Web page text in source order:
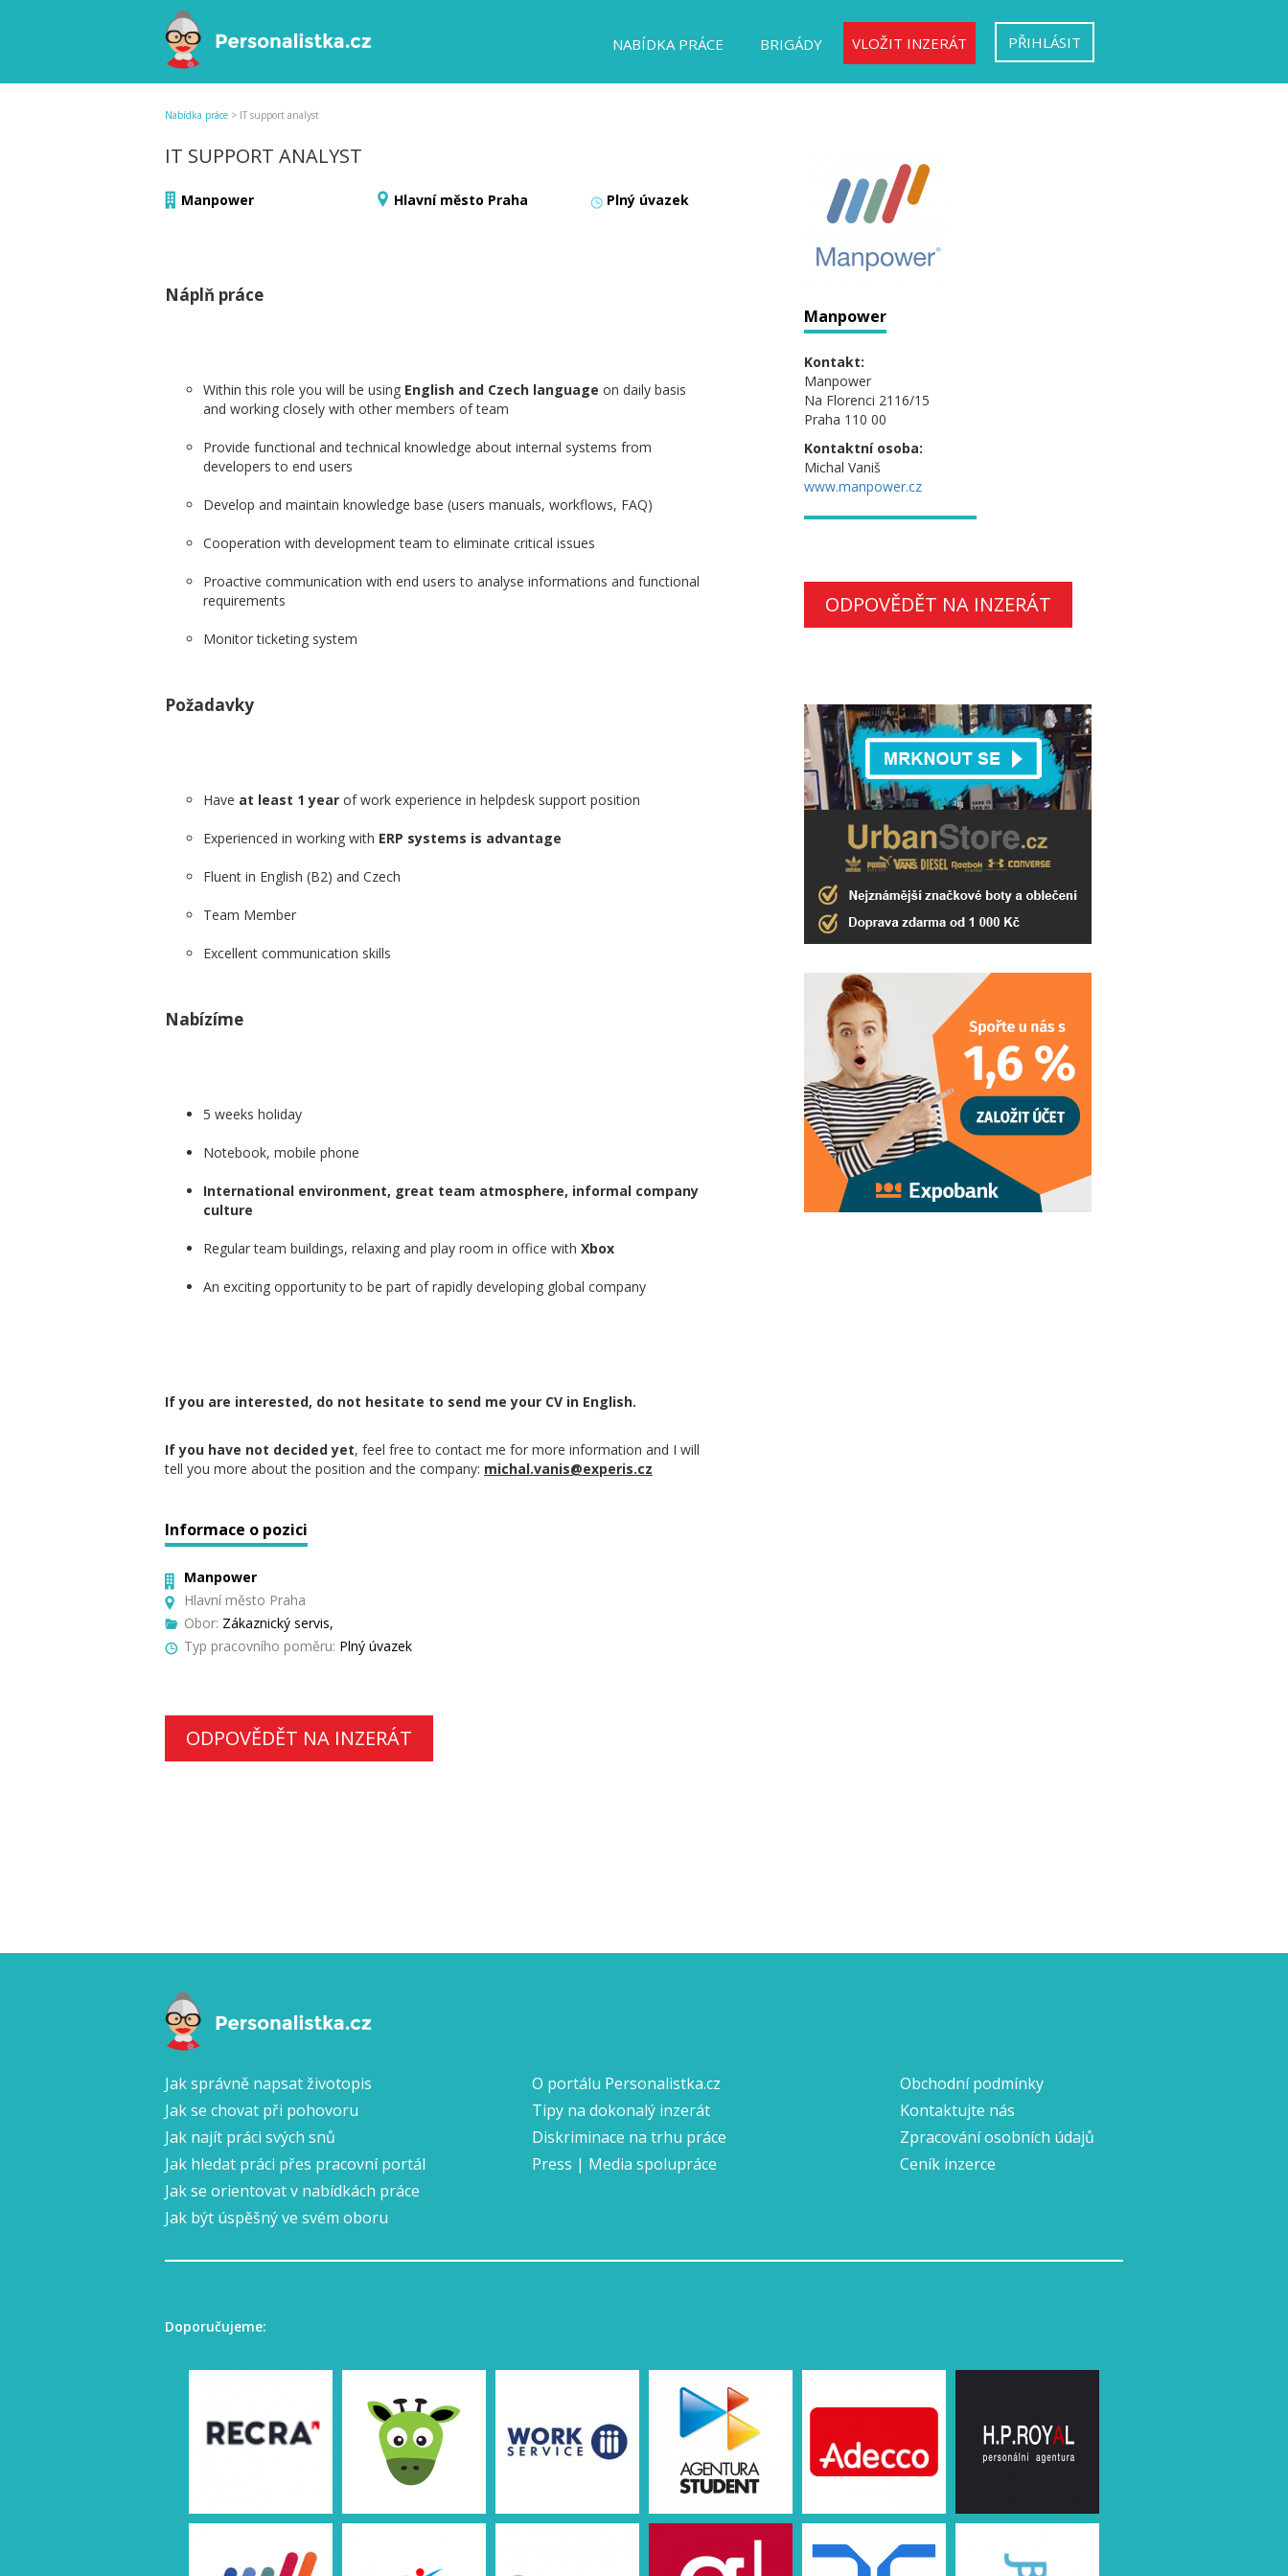
NABÍDKA PRÁCE BRIGÁDY VLOŽIT INZERÁT PŘIHLÁSIT
Nabídka práce > IT support analyst
IT SUPPORT ANALYST
Manpower Hlavní město Praha Plný úvazek
Náplň práce
Within this role you will be using English and Czech language on daily basis
and working closely with other members of team
Provide functional and technical knowledge about internal systems from
developers to end users
Develop and maintain knowledge base (users manuals, workflows, FAQ)
Cooperation with development team to eliminate critical issues
Proactive communication with end users to analyse informations and functional
requirements
Monitor ticketing system
Požadavky
Have at least 1 year of work experience in helpdesk support position
Experienced in working with ERP systems is advantage
Fluent in English (B2) and Czech
Team Member
Excellent communication skills
Nabízíme
5 weeks holiday
Notebook, mobile phone
International environment, great team atmosphere, informal company
culture
Regular team buildings, relaxing and play room in office with Xbox
An exciting opportunity to be part of rapidly developing global company
If you are interested, do not hesitate to send me your CV in English.
If you have not decided yet, feel free to contact me for more information and I will
tell you more about the position and the company: michal.vanis@experis.cz
Informace o pozici
Manpower
Hlavní město Praha
Obor: Zákaznický servis,
Typ pracovního poměru: Plný úvazek
ODPOVĚDĚT NA INZERÁT
Manpower
Kontakt:
Manpower
Na Florenci 2116/15
Praha 110 00
Kontaktní osoba:
Michal Vaniš
www.manpower.cz
ODPOVĚDĚT NA INZERÁT
Jak správně napsat životopis
Jak se chovat při pohovoru
Jak najít práci svých snů
Jak hledat práci přes pracovní portál
Jak se orientovat v nabídkách práce
Jak být úspěšný ve svém oboru
O portálu Personalistka.cz
Tipy na dokonalý inzerát
Diskriminace na trhu práce
Press | Media spolupráce
Obchodní podmínky
Kontaktujte nás
Zpracování osobních údajů
Ceník inzerce
Doporučujeme: